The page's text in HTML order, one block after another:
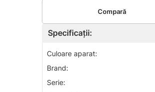
Specificații:
Culoare aparat:
Brand:
Serie:
Compară